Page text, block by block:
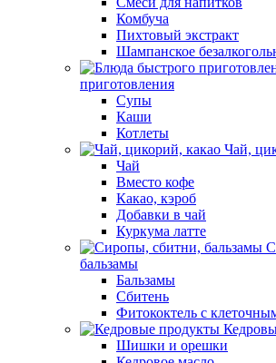
Комбуча
Пихтовый экстракт
Шампанское
приготовления
Супы
Каши
Котлеты
Чай,
Чай
Вместо кофе
Какао, кэроб
Добавки в чай
Куркума латте
бальзамы
Бальзамы
Сбитень
Фитококтель с
Шишки и орешки